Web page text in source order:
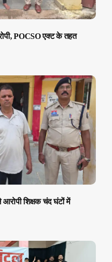
POCSO एक्ट के तहत
शिक्षक चंद घंटों में